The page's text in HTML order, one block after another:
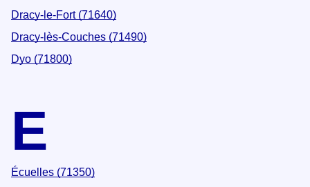
Dracy-le-Fort (71640)
Dracy-lès-Couches (71490)
Dyo (71800)
E
Écuelles (71350)